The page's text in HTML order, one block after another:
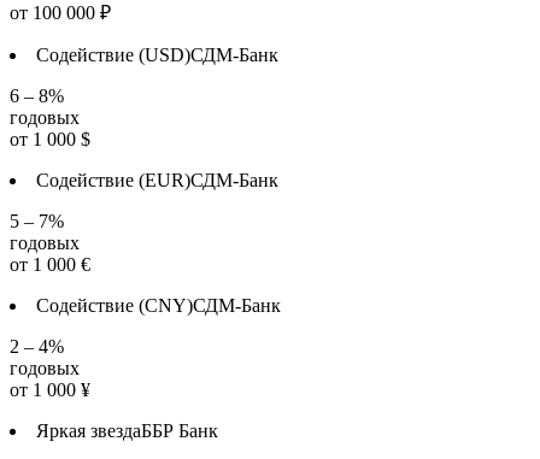
от 100 000 ₽
Содействие (USD)СДМ-Банк
6 – 8%
годовых
от 1 000 $
Содействие (EUR)СДМ-Банк
5 – 7%
годовых
от 1 000 €
Содействие (CNY)СДМ-Банк
2 – 4%
годовых
от 1 000 ¥
Яркая звездаББР Банк